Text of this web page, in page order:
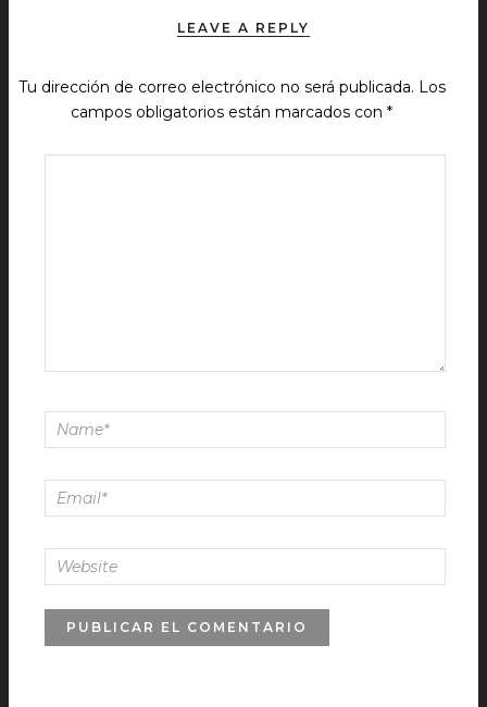
LEAVE A REPLY
Tu dirección de correo electrónico no será publicada. Los
campos obligatorios están marcados con*